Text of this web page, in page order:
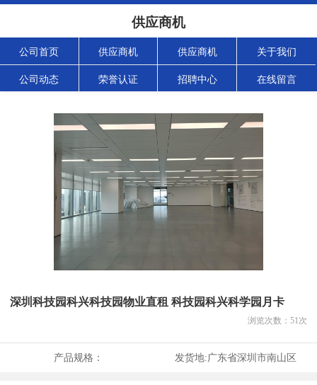
供应商机
公司首页 供应商机 供应商机 关于我们
公司动态 荣誉认证 招聘中心 在线留言
深圳科技园科兴科技园物业直租 科技园科兴科学园月卡
浏览次数： 51次
产品规格： 发货地:广东省深圳市南山区